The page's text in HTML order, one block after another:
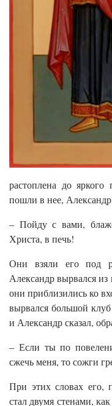
растоплена до
пошли в нее,
– Пойду с вами,
Христа, в печь!
Они взяли его под
Александр вырвался
они приблизились ко
вырвался большой
и Александр сказал,
– Если ты по
сжечь меня, то сожги
При этих словах его,
стал двумя стенами,